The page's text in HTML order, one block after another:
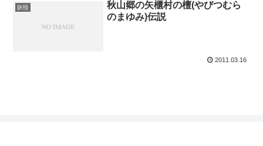
妖怪
秋山郷の矢櫃村の檀(やびつむら
のまゆみ)伝説
2011.03.16